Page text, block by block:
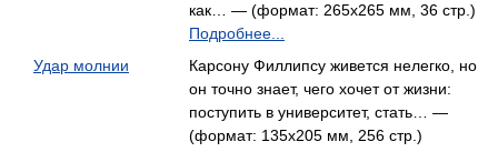
как… — (формат: 265х265 мм, 36 стр.)
Подробнее...
Удар молнии
Карсону Филлипсу живется нелегко, но
он точно знает, чего хочет от жизни:
поступить в университет, стать… —
(формат: 135х205 мм, 256 стр.)